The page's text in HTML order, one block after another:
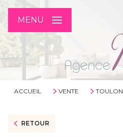
MENU
ACCUEIL VENTE TOULON
RETOUR